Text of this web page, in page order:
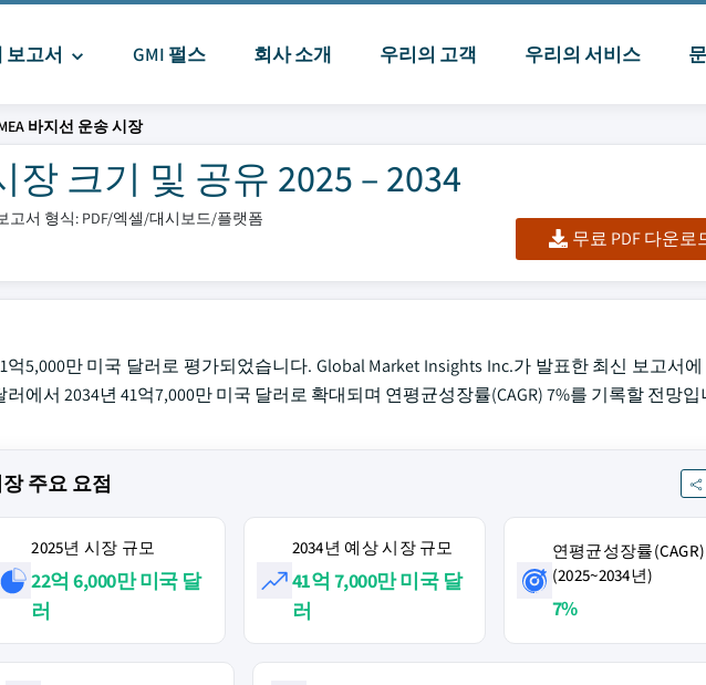
보고서 GMI 펄스 회사 소개 우리의 고객 우리의 서비스
바지선 운송 시장
장 크기 및 공유 2025 – 2034
고서 형식: PDF/엑셀/대시보드/플랫폼
무료 PDF 다운로
억5,000만 미국 달러로 평가되었습니다. Global Market Insights Inc.가 발표한 최신 보고서
에서 2034년 41억7,000만 미국 달러로 확대되며 연평균성장률(CAGR) 7%를 기록할 전망입
주요 요점
2025년 시장 규모
22억 6,000만 미국 달
러
2034년 예상 시장 규모
41억 7,000만 미국 달
러
연평균성장률(CAGR)
(2025~2034년)
7%